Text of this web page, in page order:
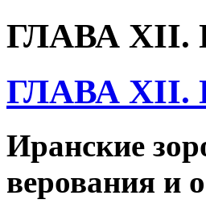
ГЛАВА XII.
ГЛАВА XII.
Иранские
верования и